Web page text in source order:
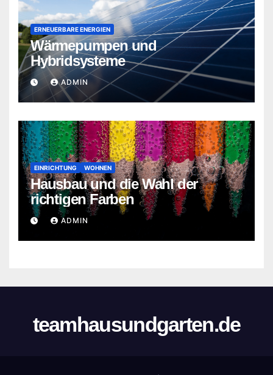
ERNEUERBARE ENERGIEN
Wärmepumpen und
Hybridsysteme
ADMIN
EINRICHTUNG WOHNEN
Hausbau und die Wahl der
richtigen Farben
ADMIN
teamhausundgarten.de